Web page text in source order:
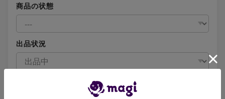
商品の状態
出品状況